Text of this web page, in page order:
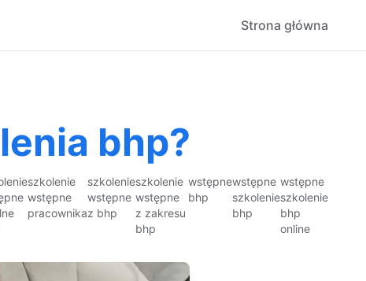
Strona główna
bhp?
szkolenie
wstępne
pracownika
szkolenie
wstępne
z bhp
szkolenie
wstępne
z zakresu
bhp
wstępne
bhp
wstępne
szkolenie
bhp
wstępne
szkolenie
bhp
online